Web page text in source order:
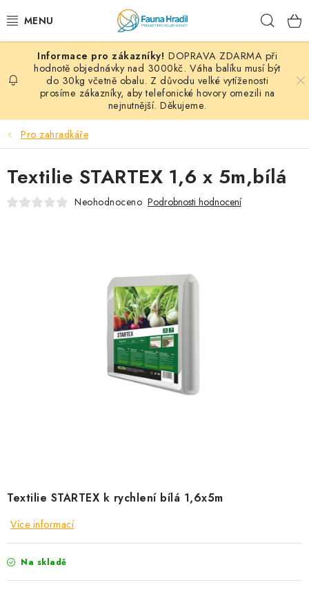
na
PAPOUŠCI A EXOTI
ZRNINY A OBILOVINY
MDM KRMIVA
KONTAKT
KRÁLÍCI A HLODAVCI
ZNAČKY
Slevy Naše prodejna
Detail objednávky
Velkoobchod
Obchodní podmínky
DOPRAVA ZDARMA při
hodnotě objednávky nad 3000kč. Váha balíku musí být
do 30kg včetně obalu. Z důvodu velké vytíženosti
prosíme zákazníky, aby telefonické hovory omezili na
nejnutnější. Děkujeme.
Pro zahradkáře
Textilie STARTEX k rychlení bílá 1,6x5m
Více informací
Na skladě
Textilie STARTEX 1,6 x 5m,bílá
Neohodnoceno Podrobnosti hodnocení